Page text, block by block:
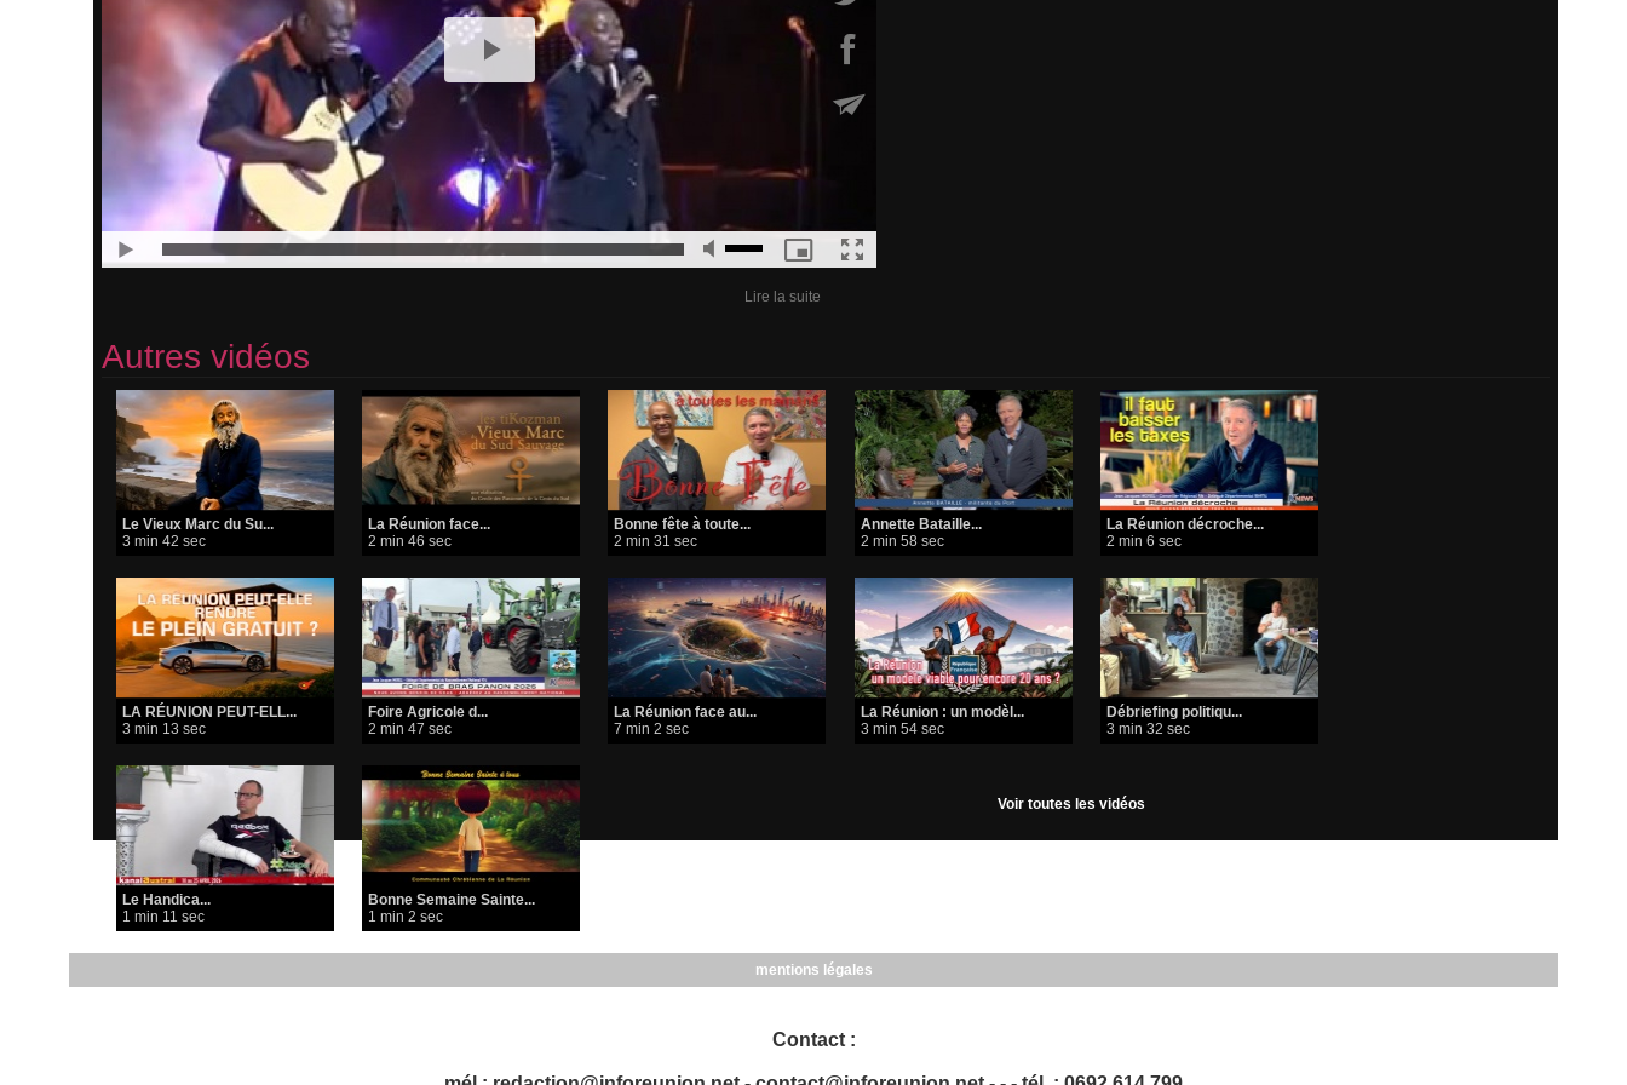
Lire la suite
Autres vidéos
​Le Vieux Marc du Su...
3 min 42 sec
La Réunion face...
2 min 46 sec
Bonne fête à toute...
2 min 31 sec
​Annette Bataille...
2 min 58 sec
​La Réunion décroche...
2 min 6 sec
​LA RÉUNION PEUT-ELL...
3 min 13 sec
Foire Agricole d...
2 min 47 sec
​La Réunion face au...
7 min 2 sec
La Réunion : un modèl...
3 min 54 sec
​Débriefing politiqu...
3 min 32 sec
Le Handica...
1 min 11 sec
Bonne Semaine Sainte...
1 min 2 sec
Voir toutes les vidéos
mentions légales
Contact :